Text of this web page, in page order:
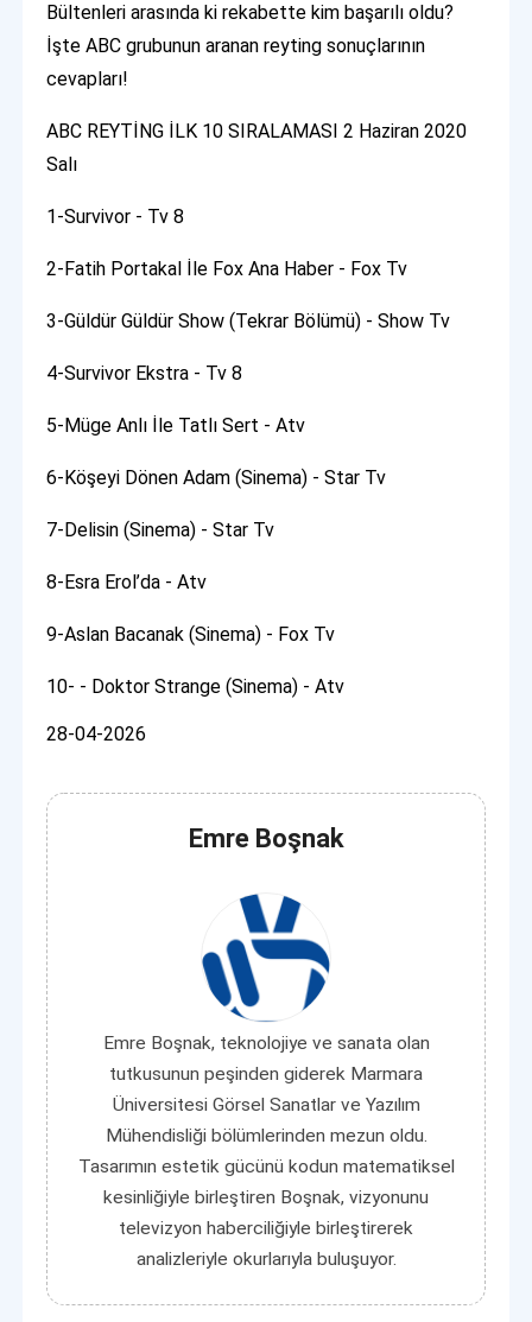
Bültenleri arasında ki rekabette kim başarılı oldu?
İşte ABC grubunun aranan reyting sonuçlarının
cevapları!
ABC REYTİNG İLK 10 SIRALAMASI 2 Haziran 2020
Salı
1-Survivor - Tv 8
2-Fatih Portakal İle Fox Ana Haber - Fox Tv
3-Güldür Güldür Show (Tekrar Bölümü) - Show Tv
4-Survivor Ekstra - Tv 8
5-Müge Anlı İle Tatlı Sert - Atv
6-Köşeyi Dönen Adam (Sinema) - Star Tv
7-Delisin (Sinema) - Star Tv
8-Esra Erol’da - Atv
9-Aslan Bacanak (Sinema) - Fox Tv
10- - Doktor Strange (Sinema) - Atv
28-04-2026
Emre Boşnak
Emre Boşnak, teknolojiye ve sanata olan
tutkusunun peşinden giderek Marmara
Üniversitesi Görsel Sanatlar ve Yazılım
Mühendisliği bölümlerinden mezun oldu.
Tasarımın estetik gücünü kodun matematiksel
kesinliğiyle birleştiren Boşnak, vizyonunu
televizyon haberciliğiyle birleştirerek
analizleriyle okurlarıyla buluşuyor.